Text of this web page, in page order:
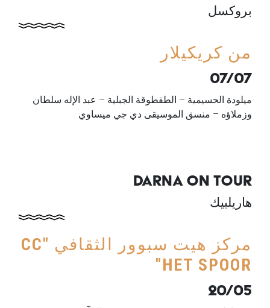
بروكسل
من كريكيلار
07/07
ميلودة الحسيمية – الطقطوقة الجبلية – عبد الإله سلطان
وزملاؤه – منسق الموسيقى دي جي ميساوي
DARNA ON TOUR
هاريلبيك
مركز هيت سبوور الثقافي "CC
HET SPOOR
"
20/05